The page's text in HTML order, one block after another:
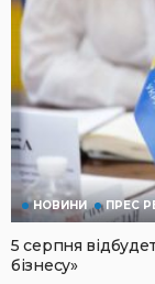
НОВИНИ ПРЕС
5 серпня
бізнесу»